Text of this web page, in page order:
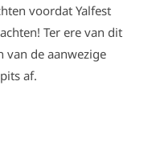
voordat Yalfest
Ter ere van dit
van de aanwezige
af.